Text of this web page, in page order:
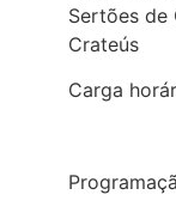
Sertões de
Crateús
Carga